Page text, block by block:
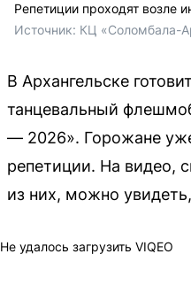
Репетиции проходят возле
Источник: КЦ «Соломбала-
В Архангельске
танцевальный
— 2026». Горожане
репетиции. На видео,
из них, можно
Не удалось загрузить VIQEO